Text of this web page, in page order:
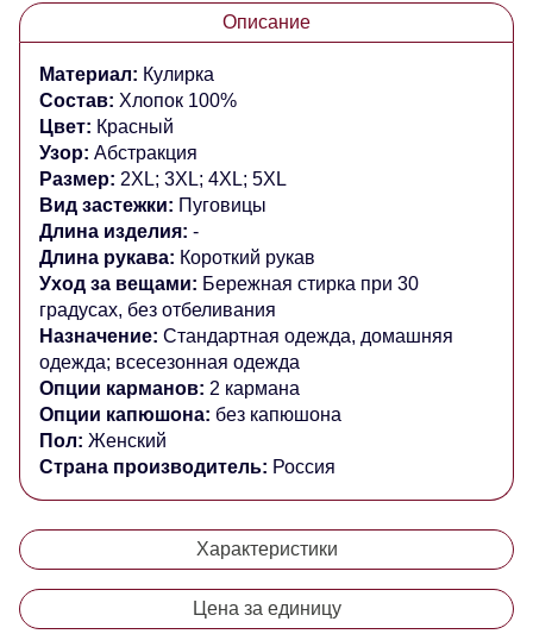
Описание
Материал: Кулирка
Состав: Хлопок 100%
Цвет: Красный
Узор: Абстракция
Размер: 2XL; 3XL; 4XL; 5XL
Вид застежки: Пуговицы
Длина изделия: -
Длина рукава: Короткий рукав
Уход за вещами: Бережная стирка при 30
градусах, без отбеливания
Назначение: Стандартная одежда, домашняя
одежда; всесезонная одежда
Опции карманов: 2 кармана
Опции капюшона: без капюшона
Пол: Женский
Страна производитель: Россия
Характеристики
Цена за единицу